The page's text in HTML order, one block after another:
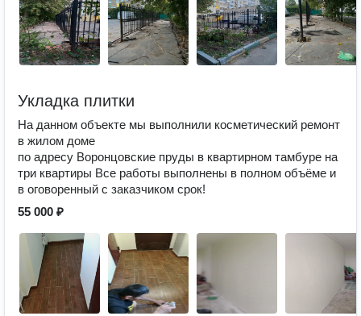
Укладка плитки
На данном объекте мы выполнили косметический ремонт
в жилом доме
по адресу Воронцовские пруды в квартирном тамбуре на
три квартиры Все работы выполнены в полном объёме и
в оговоренный с заказчиком срок!
55 000 ₽